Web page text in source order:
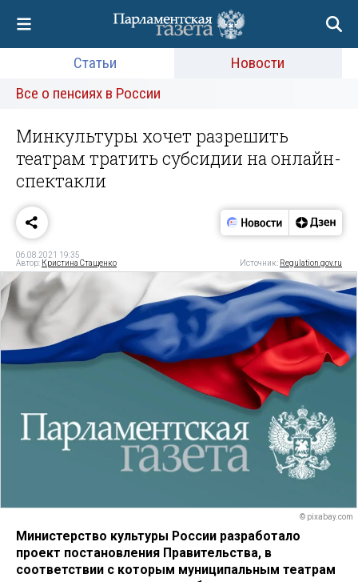
Статьи
Новости
Все о пенсиях в России
Минкультуры хочет разрешить
театрам тратить субсидии на онлайн-
спектакли
06.08.2021 19:35
Автор: Кристина Стащенко Источник: Regulation.gov.ru
© pixabay.com
Министерство культуры России разработало
проект постановления Правительства, в
соответствии с которым муниципальным театрам